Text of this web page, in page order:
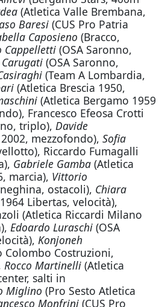
(Atletica Valle Brembana,
Baresi(CUS Pro Patria
Caposieno (Bracco,
Cappelletti(OSA Saronno,
(OSA Saronno,
(Team A Lombardia,
(Atletica Brescia 1950,
(Atletica Bergamo 1959
Francesco Efeosa Crotti
triplo), Davide
mezzofondo), Sofia
Riccardo Fumagalli
Gabriele Gamba(Atletica
marcia), Vittorio
ostacoli), Chiara
Libertas, velocità),
(Atletica Riccardi Milano
Edoardo Luraschi(OSA
Konjoneh
Colombo Costruzioni,
Rocco Martinelli(Atletica
salti in
Miglino (Pro Sesto Atletica
Monfrini(CUS Pro